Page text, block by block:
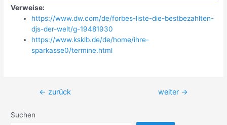
Verweise:
https://www.dw.com/de/forbes-liste-die-bestbezahlten-
djs-der-welt/g-19481930
https://www.ksklb.de/de/home/ihre-
sparkasse0/termine.html
Beitragsnavigation
← zurück weiter →
Suchen